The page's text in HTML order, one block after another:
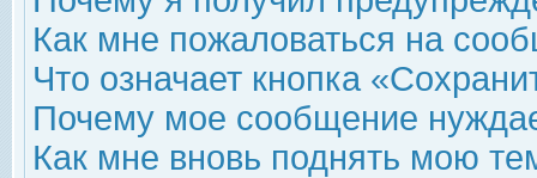
Как мне пожаловаться на
Что означает кнопка
Почему мое сообщение
Как мне вновь поднять мою